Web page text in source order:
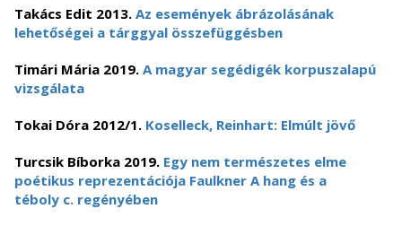
Takács Edit 2013. Az események ábrázolásának
lehetőségei a tárggyal összefüggésben
Timári Mária 2019. A magyar segédigék korpuszalapú
vizsgálata
Tokai Dóra 2012/1. Koselleck, Reinhart: Elmúlt jövő
Turcsik Bíborka 2019. Egy nem természetes elme
poétikus reprezentációja Faulkner A hang és a
téboly c. regényében